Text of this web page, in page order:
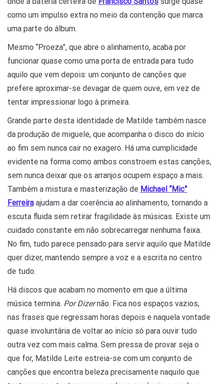
como um impulso extra no meio da contenção que marca
uma parte do álbum.
Mesmo “Proeza”, que abre o alinhamento, acaba por
funcionar quase como uma porta de entrada para tudo
aquilo que vem depois: um conjunto de canções que
prefere aproximar-se devagar de quem ouve, em vez de
tentar impressionar logo à primeira.
Grande parte desta identidade de Matilde também nasce
da produção de miguele, que acompanha o disco do início
ao fim sem nunca cair no exagero. Há uma cumplicidade
evidente na forma como ambos constroem estas canções,
sem nunca deixar que os arranjos ocupem espaço a mais.
Também a mistura e masterização de Michael “Mic”
Ferreira ajudam a dar coerência ao alinhamento, tornando a
escuta fluida sem retirar fragilidade às músicas. Existe um
cuidado constante em não sobrecarregar nenhuma faixa.
No fim, tudo parece pensado para servir aquilo que Matilde
quer dizer, mantendo sempre a voz e a escrita no centro
de tudo.
Há discos que acabam no momento em que a última
música termina. Por Dizernão. Fica nos espaços vazios,
nas frases que regressam horas depois e naquela vontade
quase involuntária de voltar ao início só para ouvir tudo
outra vez com mais calma. Sem pressa de provar seja o
que for, Matilde Leite estreia-se com um conjunto de
canções que encontra beleza precisamente naquilo que